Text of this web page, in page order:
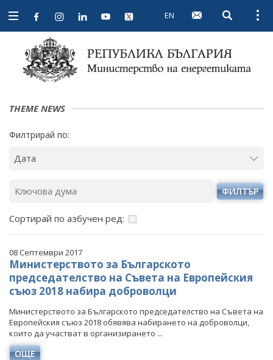
Open
navigation
EN Open
THEME NEWS
Филтрирай по:
ФИЛТЪР
Сортирай по азбучен ред:
08 Септември 2017
Министерството за Българското
председателство на Съвета на Европейския
съюз 2018 набира доброволци
Министерството за Българското председателство на Съвета на
Европейския съюз 2018 обявява набирането на доброволци,
които да участват в организирането ...
ОЩЕ